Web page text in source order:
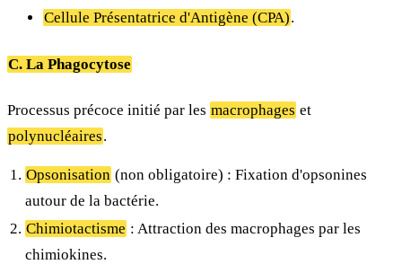
Cellule Présentatrice d'Antigène (CPA).
C. La Phagocytose
Processus précoce initié par les macrophages et
polynucléaires.
Opsonisation (non obligatoire) : Fixation d'opsonines
autour de la bactérie.
Chimiotactisme : Attraction des macrophages par les
chimiokines.